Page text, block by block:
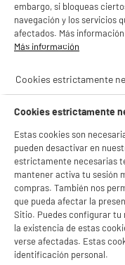
Con el fin de mejorar tu
y sus socios utilizan cookies
- compartir contenido
- ofrecer publicidad y
- facilitar el intercambio de
- analizar el tráfico en
Consulta la política de
Si aceptas, la experiencia
estadísticas anónimas
gestionando sus cookies.
embargo, si bloqueas
navegación y los servicios
afectados. Más información
Más información
Cookies estrictamente
Cookies estrictamente
Estas cookies son
pueden desactivar en
estrictamente necesarias
mantener activa tu sesión
compras. También nos
que pueda afectar la
Sitio. Puedes configurar tu
la existencia de estas
verse afectadas. Estas
identificación personal.